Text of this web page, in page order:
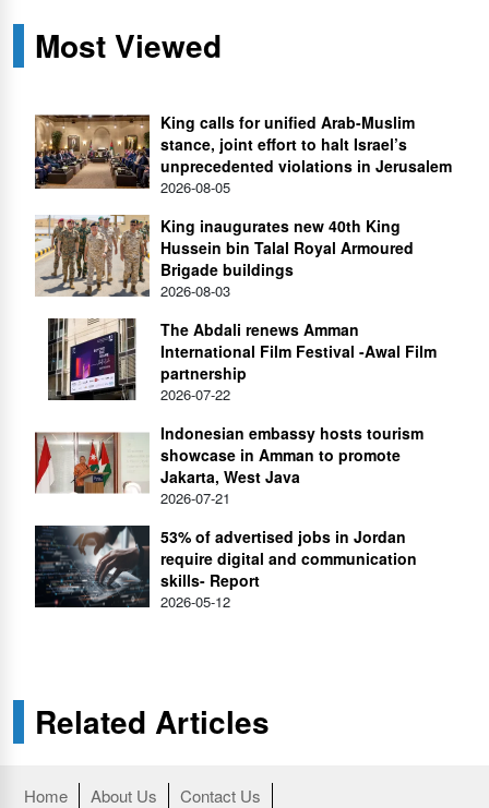
Most Viewed
King calls for unified Arab-Muslim
stance, joint effort to halt Israel’s
unprecedented violations in Jerusalem
2026-08-05
King inaugurates new 40th King
Hussein bin Talal Royal Armoured
Brigade buildings
2026-08-03
The Abdali renews Amman
International Film Festival -Awal Film
partnership
2026-07-22
Indonesian embassy hosts tourism
showcase in Amman to promote
Jakarta, West Java
2026-07-21
53% of advertised jobs in Jordan
require digital and communication
skills- Report
2026-05-12
Related Articles
Home About Us Contact Us